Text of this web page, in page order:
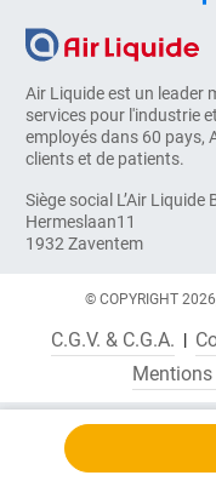
Air Liquide est un leader
services pour l'industrie
employés dans 60 pays,
clients et de patients.
Siège social L’Air Liquide
Hermeslaan11
1932 Zaventem
© COPYRIGHT
C.G.V. & C.G.A.